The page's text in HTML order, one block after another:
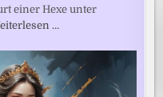
einer Hexe unter
…